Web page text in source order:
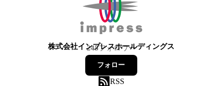
株式会社インプレスホールディングス
245フォロワー
フォロー
RSS